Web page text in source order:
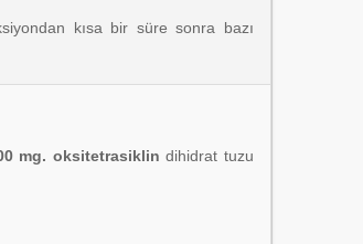
kısa bir süre sonra bazı
mg. oksitetrasiklin dihidrat tuzu